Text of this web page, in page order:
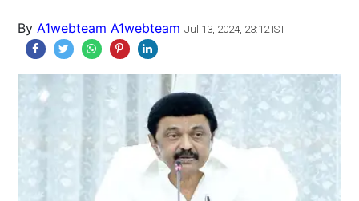
By A1webteam A1webteam Jul 13, 2024, 23:12 IST